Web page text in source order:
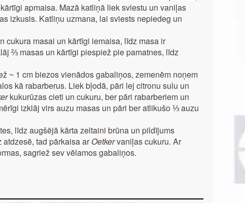
apmaisa. Mazā katliņā liek sviestu un vaniļas
izkusis. Katliņu uzmana, lai sviests nepiedeg un
cukura masai un kārtīgi iemaisa, līdz masa ir
⅔ masas un kārtīgi piespiež pie pamatnes, līdz
~ 1 cm biezos vienādos gabaliņos, zemenēm noņem
kā rabarberus. Liek bļodā, pāri lej citronu sulu un
kukurūzas cieti un cukuru, ber pāri rabarberiem un
izklāj virs auzu masas un pāri ber atlikušo ⅓ auzu
līdz augšējā kārta zeltaini brūna un pildījums
tad pārkaisa arOetkervaniļas cukuru. Ar
sagriež sev vēlamos gabaliņos.